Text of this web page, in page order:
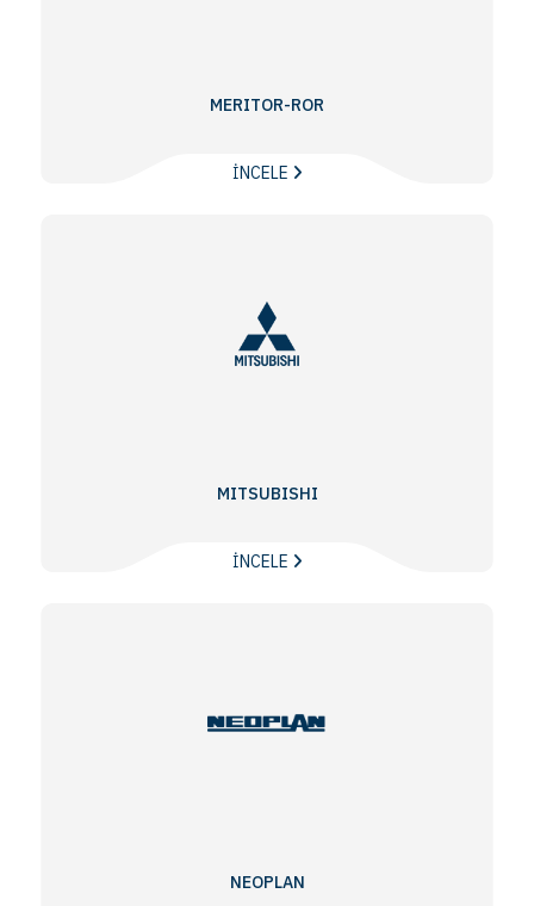
MERITOR-ROR
İNCELE
MITSUBISHI
İNCELE
NEOPLAN